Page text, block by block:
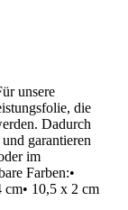
unsere
die
Dadurch
garantieren
im
Farben:•
cm• 10,5 x 2 cm